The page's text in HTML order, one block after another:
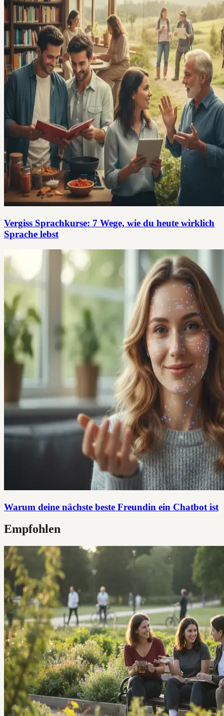
Vergiss Sprachkurse: 7 Wege, wie du heute wirklich
Sprache lebst
Warum deine nächste beste Freundin ein Chatbot ist
Empfohlen